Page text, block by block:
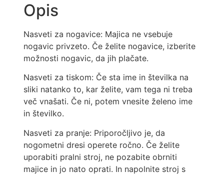
Opis
Nasveti za nogavice: Majica ne vsebuje
nogavic privzeto. Če želite nogavice, izberite
možnosti nogavic, da jih plačate.
Nasveti za tiskom: Če sta ime in številka na
sliki natanko to, kar želite, vam tega ni treba
več vnašati. Če ni, potem vnesite želeno ime
in številko.
Nasveti za pranje: Priporočljivo je, da
nogometni dresi operete ročno. Če želite
uporabiti pralni stroj, ne pozabite obrniti
majice in jo nato oprati. In napolnite stroj s